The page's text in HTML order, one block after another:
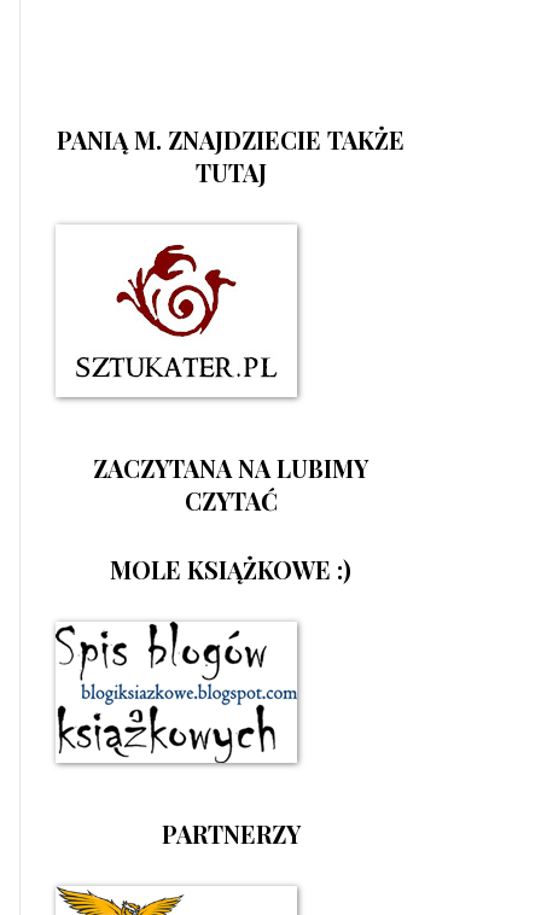
PANIĄ M. ZNAJDZIECIE TAKŻE
TUTAJ
ZACZYTANA NA LUBIMY
CZYTAĆ
MOLE KSIĄŻKOWE :)
PARTNERZY